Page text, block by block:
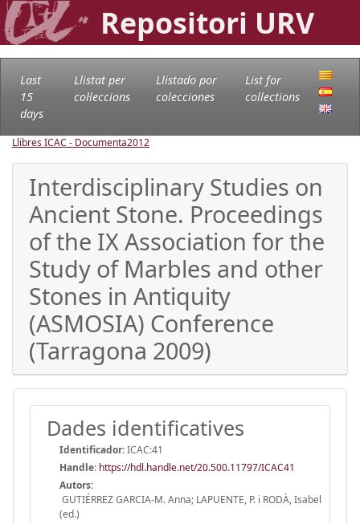
Repositori URV
Last
15
days
Llistat per
col·leccions
Llistado por
colecciones
List for
collections
Llibres ICAC - Documenta2012
Interdisciplinary Studies on
Ancient Stone. Proceedings
of the IX Association for the
Study of Marbles and other
Stones in Antiquity
(ASMOSIA) Conference
(Tarragona 2009)
Dades identificatives
Identificador:ICAC:41
Handle: https://hdl.handle.net/20.500.11797/ICAC41
Autors:
GUTIÉRREZ GARCIA-M. Anna; LAPUENTE, P. i RODÀ, Isabel
(ed.)